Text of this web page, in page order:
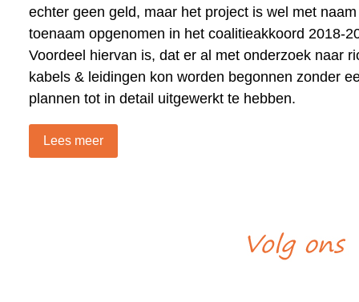
echter geen geld, maar het project is wel met
toenaam opgenomen in het coalitieakkoord 2018-
Voordeel hiervan is, dat er al met onderzoek naar
kabels & leidingen kon worden begonnen zonder
plannen tot in detail uitgewerkt te hebben.
Lees meer